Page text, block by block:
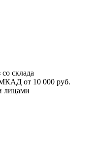
склада
МКАД от 10 000 руб.
лицами